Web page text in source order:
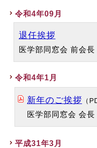
令和4年09月
退任挨拶
医学部同窓会 前会
令和4年1月
新年のご挨拶 （
医学部同窓会 会
平成31年3月